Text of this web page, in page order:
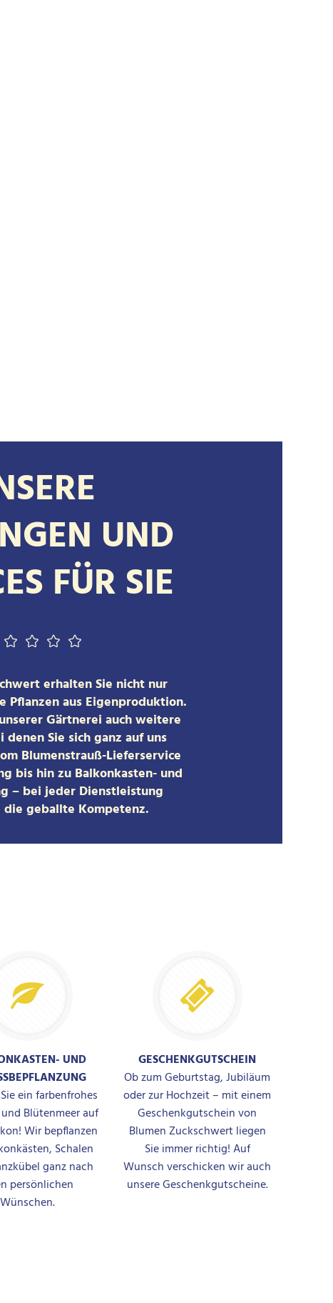
UND
FÜR SIE
erhalten Sie nicht nur
Pflanzen aus Eigenproduktion.
Gärtnerei auch weitere
denen Sie sich ganz auf uns
Blumenstrauß-Lieferservice
bis hin zu Balkonkasten- und
– bei jeder Dienstleistung
die geballte Kompetenz.
UND
ein farbenfrohes
Blütenmeer auf
Wir bepflanzen
Schalen
ganz nach
persönlichen
Wünschen.
GESCHENKGUTSCHEIN
Ob zum Geburtstag, Jubiläum
oder zur Hochzeit – mit einem
Geschenkgutschein von
Blumen Zuckschwert liegen
Sie immer richtig! Auf
Wunsch verschicken wir auch
unsere Geschenkgutscheine.